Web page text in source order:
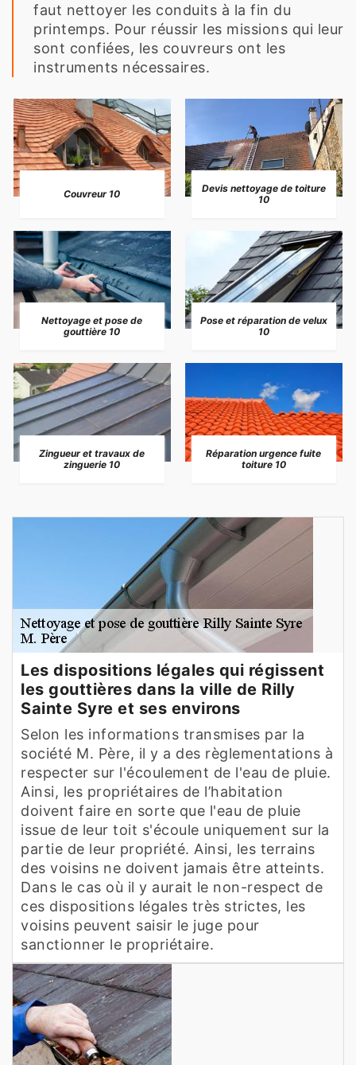
faut nettoyer les conduits à la fin du
printemps. Pour réussir les missions qui leur
sont confiées, les couvreurs ont les
instruments nécessaires.
Couvreur 10
Devis nettoyage de toiture
10
Nettoyage et pose de
gouttière 10
Pose et réparation de velux
10
Zingueur et travaux de
zinguerie 10
Réparation urgence fuite
toiture 10
Les dispositions légales qui régissent
les gouttières dans la ville de Rilly
Sainte Syre et ses environs
Selon les informations transmises par la
société M. Père, il y a des règlementations à
respecter sur l'écoulement de l'eau de pluie.
Ainsi, les propriétaires de l’habitation
doivent faire en sorte que l'eau de pluie
issue de leur toit s'écoule uniquement sur la
partie de leur propriété. Ainsi, les terrains
des voisins ne doivent jamais être atteints.
Dans le cas où il y aurait le non-respect de
ces dispositions légales très strictes, les
voisins peuvent saisir le juge pour
sanctionner le propriétaire.